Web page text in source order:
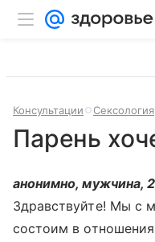
Консультации Сексология
Парень
анонимно, мужчина,
Здравствуйте! Мы с
состоим в